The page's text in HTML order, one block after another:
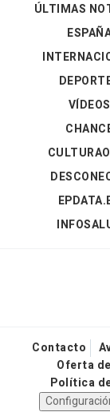
ÚLTIMAS
VÍDEOS
Contacto
Oferta
Política